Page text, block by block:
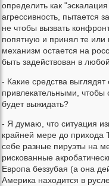
определить как
агрессивность, пытается
не чтобы вызвать
попятную и принял те или
механизм остается на
быть задействован в
- Какие средства
привлекательными, чтобы
будет выжидать?
- Я думаю, что ситуация
крайней мере до прихода
себе разные пируэты на
рискованные
Европа беззубая (а она
Америка находится в